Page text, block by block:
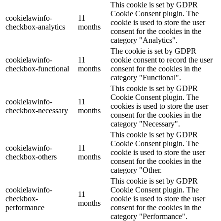
cookielawinfo-
checkbox-analytics
11
months
This cookie is set by GDPR
Cookie Consent plugin. The
cookie is used to store the user
consent for the cookies in the
category "Analytics".
cookielawinfo-
checkbox-functional
11
months
The cookie is set by GDPR
cookie consent to record the user
consent for the cookies in the
category "Functional".
cookielawinfo-
checkbox-necessary
11
months
This cookie is set by GDPR
Cookie Consent plugin. The
cookies is used to store the user
consent for the cookies in the
category "Necessary".
cookielawinfo-
checkbox-others
11
months
This cookie is set by GDPR
Cookie Consent plugin. The
cookie is used to store the user
consent for the cookies in the
category "Other.
cookielawinfo-
checkbox-
performance
11
months
This cookie is set by GDPR
Cookie Consent plugin. The
cookie is used to store the user
consent for the cookies in the
category "Performance".